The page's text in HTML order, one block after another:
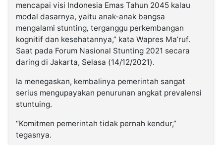
mencapai visi Indonesia Emas Tahun 2045 kalau
modal dasarnya, yaitu anak-anak bangsa
mengalami stunting, terganggu perkembangan
kognitif dan kesehatannya,” kata Wapres Ma’ruf.
Saat pada Forum Nasional Stunting 2021 secara
daring di Jakarta, Selasa (14/12/2021).
Ia menegaskan, kembalinya pemerintah sangat
serius mengupayakan penurunan angkat prevalensi
stuntuing.
“Komitmen pemerintah tidak pernah kendur,”
tegasnya.